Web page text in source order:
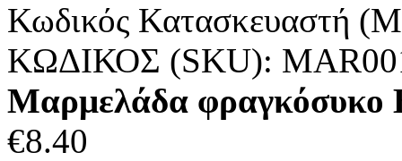
Κωδικός Κατασκευαστή
ΚΩΔΙΚΟΣ (SKU):
Μαρμελάδα
€8.40